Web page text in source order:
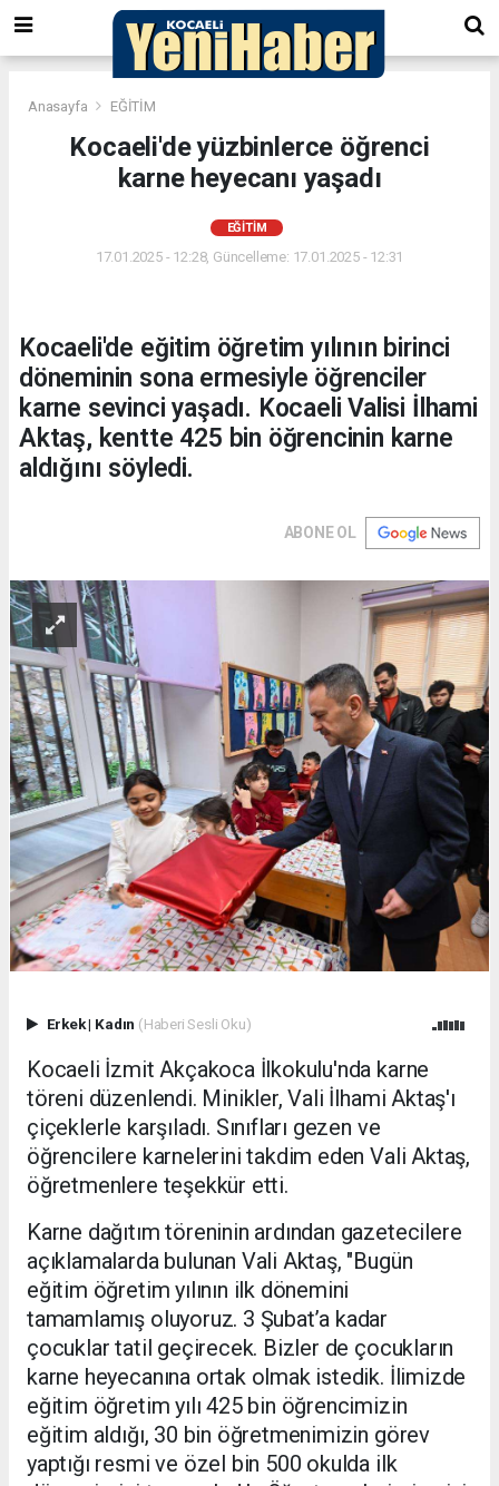
Anasayfa EĞİTİM
Kocaeli'de yüzbinlerce öğrenci
karne heyecanı yaşadı
EĞİTİM
17.01.2025 - 12:28, Güncelleme: 17.01.2025 - 12:31
Kocaeli'de eğitim öğretim yılının birinci
döneminin sona ermesiyle öğrenciler
karne sevinci yaşadı. Kocaeli Valisi İlhami
Aktaş, kentte 425 bin öğrencinin karne
aldığını söyledi.
ABONE OL
Erkek| Kadın (Haberi Sesli Oku)
Kocaeli İzmit Akçakoca İlkokulu'nda karne
töreni düzenlendi. Minikler, Vali İlhami Aktaş'ı
çiçeklerle karşıladı. Sınıfları gezen ve
öğrencilere karnelerini takdim eden Vali Aktaş,
öğretmenlere teşekkür etti.
Karne dağıtım töreninin ardından gazetecilere
açıklamalarda bulunan Vali Aktaş, "Bugün
eğitim öğretim yılının ilk dönemini
tamamlamış oluyoruz. 3 Şubat’a kadar
çocuklar tatil geçirecek. Bizler de çocukların
karne heyecanına ortak olmak istedik. İlimizde
eğitim öğretim yılı 425 bin öğrencimizin
eğitim aldığı, 30 bin öğretmenimizin görev
yaptığı resmi ve özel bin 500 okulda ilk